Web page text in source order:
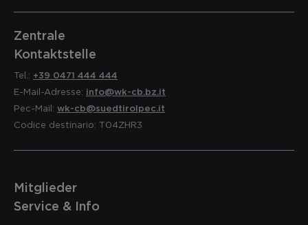
Zentrale
Kontaktstelle
Tel.: +39 0471 444 444
E-Mail-Adresse: info@wk-cb.bz.it
Pec-Mail: wk-cb@suedtirolpec.it
Codice destinario: T04ZHR3
Mitglieder
Service & Info